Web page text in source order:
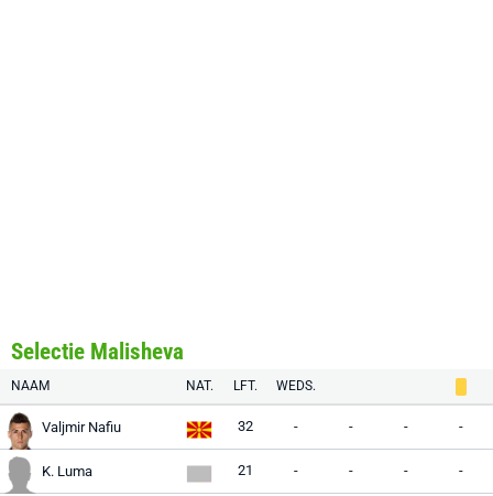
Selectie Malisheva
NAAM NAT. LFT. WEDS.
Valjmir Nafiu 32 - - - -
K. Luma 21 - - - -